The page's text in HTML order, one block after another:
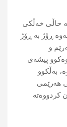
حاڵی خه‌ڵكی
ڕۆژ بە ڕۆژ
و
پیشه‌ی
به‌ڵكوو
هه‌رێمی
كردووەته‌